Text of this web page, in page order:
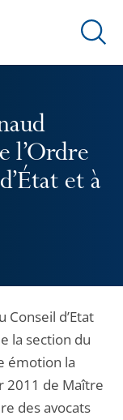
Ouvrir
l’Ordre
et à
d’Etat
la section du
émotion la
2011 de Maître
des avocats